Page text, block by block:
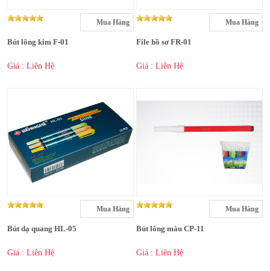
Mua Hàng
Bút lông kim F-01
Giá : Liên Hệ
Mua Hàng
File hồ sơ FR-01
Giá : Liên Hệ
Mua Hàng
Bút dạ quang HL-05
Giá : Liên Hệ
Mua Hàng
Bút lông màu CP-11
Giá : Liên Hệ